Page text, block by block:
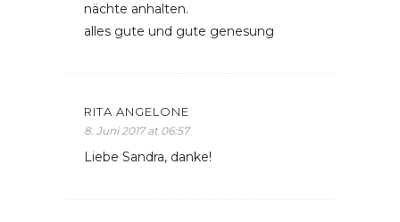
nächte anhalten.
alles gute und gute genesung
RITA ANGELONE
8. Juni 2017 at 06:57
Liebe Sandra, danke!